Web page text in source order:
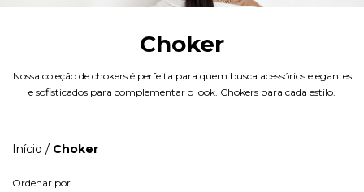
Choker
Nossa coleção de chokers é perfeita para quem busca acessórios elegantes
e sofisticados para complementar o look. Chokers para cada estilo.
Início / Choker
Ordenar por